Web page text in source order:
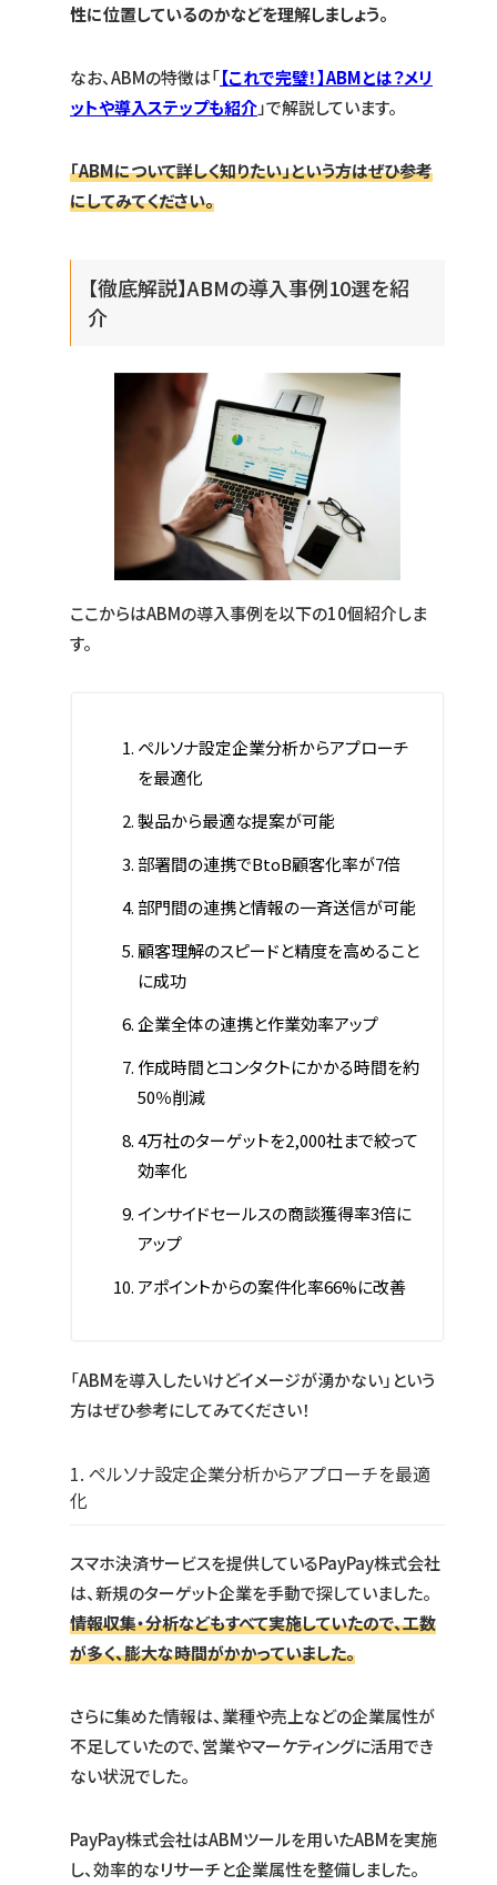
性に位置しているのかなどを理解しましょう。
なお、ABMの特徴は「【これで完璧！】ABMとは？メリ
ットや導入ステップも紹介」で解説しています。
「ABMについて詳しく知りたい」という方はぜひ参考
にしてみてください。
【徹底解説】ABMの導入事例10選を紹
介
ここからはABMの導入事例を以下の10個紹介しま
す。
ペルソナ設定企業分析からアプローチ
を最適化
製品から最適な提案が可能
部署間の連携でBtoB顧客化率が7倍
部門間の連携と情報の一斉送信が可能
顧客理解のスピードと精度を高めること
に成功
企業全体の連携と作業効率アップ
作成時間とコンタクトにかかる時間を約
50％削減
4万社のターゲットを2,000社まで絞って
効率化
インサイドセールスの商談獲得率3倍に
アップ
アポイントからの案件化率66%に改善
「ABMを導入したいけどイメージが湧かない」という
方はぜひ参考にしてみてください！
1. ペルソナ設定企業分析からアプローチを最適
化
スマホ決済サービスを提供しているPayPay株式会社
は、新規のターゲット企業を手動で探していました。
情報収集・分析などもすべて実施していたので、工数
が多く、膨大な時間がかかっていました。
さらに集めた情報は、業種や売上などの企業属性が
不足していたので、営業やマーケティングに活用でき
ない状況でした。
PayPay株式会社はABMツールを用いたABMを実施
し、効率的なリサーチと企業属性を整備しました。